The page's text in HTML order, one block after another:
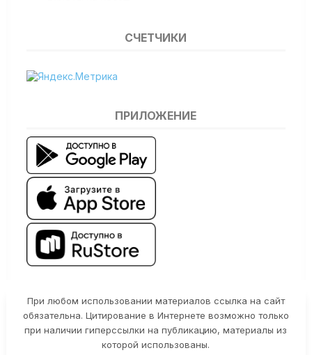
СЧЕТЧИКИ
ПРИЛОЖЕНИЕ
При любом использовании материалов ссылка на сайт
обязательна. Цитирование в Интернете возможно только
при наличии гиперссылки на публикацию, материалы из
которой использованы.